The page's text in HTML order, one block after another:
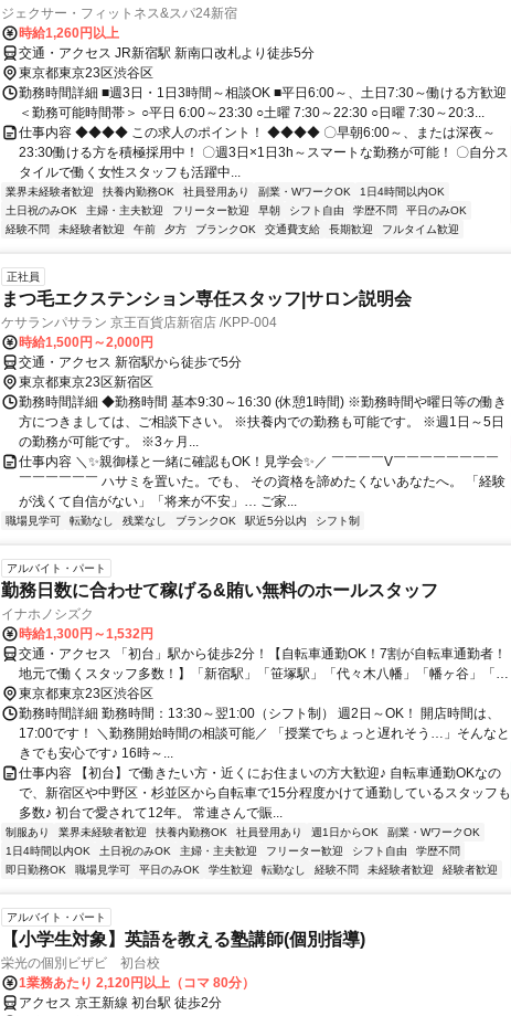
ジェクサー・フィットネス&スパ24新宿
時給1,260円以上
交通・アクセス JR新宿駅 新南口改札より徒歩5分
東京都東京23区渋谷区
勤務時間詳細 ■週3日・1日3時間～相談OK ■平日6:00～、土日7:30～働ける方歓迎
＜勤務可能時間帯＞ ○平日 6:00～23:30 ○土曜 7:30～22:30 ○日曜 7:30～20:3...
仕事内容 ◆◆◆◆ この求人のポイント！ ◆◆◆◆ 〇早朝6:00～、または深夜～
23:30働ける方を積極採用中！ 〇週3日×1日3h～スマートな勤務が可能！ 〇自分ス
タイルで働く女性スタッフも活躍中...
業界未経験者歓迎 扶養内勤務OK 社員登用あり 副業・WワークOK
1日4時間以内OK
土日祝のみOK
主婦・主夫歓迎 フリーター歓迎 早朝 シフト自由 学歴不問
平日のみOK
経験不問
未経験者歓迎 午前 夕方 ブランクOK 交通費支給 長期歓迎 フルタイム歓迎
正社員
まつ毛エクステンション専任スタッフ|サロン説明会
ケサランパサラン 京王百貨店新宿店 /KPP-004
時給1,500円～2,000円
交通・アクセス 新宿駅から徒歩で5分
東京都東京23区新宿区
勤務時間詳細 ◆勤務時間 基本9:30～16:30 (休憩1時間) ※勤務時間や曜日等の働き
方につきましては、ご相談下さい。 ※扶養内での勤務も可能です。 ※週1日～5日
の勤務が可能です。 ※3ヶ月...
仕事内容 ＼✨親御様と一緒に確認もOK！見学会✨／ ￣￣￣￣V￣￣￣￣￣￣￣￣
￣￣￣￣￣￣ ハサミを置いた。でも、 その資格を諦めたくないあなたへ。 「経験
が浅くて自信がない」「将来が不安」… ご家...
職場見学可 転勤なし 残業なし ブランクOK 駅近5分以内 シフト制
アルバイト・パート
勤務日数に合わせて稼げる&賄い無料のホールスタッフ
イナホノシズク
時給1,300円～1,532円
交通・アクセス 「初台」駅から徒歩2分！【自転車通勤OK！7割が自転車通勤者！
地元で働くスタッフ多数！】「新宿駅」「笹塚駅」「代々木八幡」「幡ヶ谷」「明
大前」「渋谷」周辺からもアクセス良好◎中野区・杉並区・新宿区から通勤してい
るスタッフも活躍中！
東京都東京23区渋谷区
勤務時間詳細 勤務時間：13:30～翌1:00（シフト制） 週2日～OK！ 開店時間は、
17:00です！ ＼勤務開始時間の相談可能／ 「授業でちょっと遅れそう…」そんなと
きでも安心です♪ 16時～...
仕事内容 【初台】で働きたい方・近くにお住まいの方大歓迎♪ 自転車通勤OKなの
で、新宿区や中野区・杉並区から自転車で15分程度かけて通勤しているスタッフも
多数♪ 初台で愛されて12年。 常連さんで賑...
制服あり 業界未経験者歓迎 扶養内勤務OK 社員登用あり 週1日からOK
副業・WワークOK
1日4時間以内OK
土日祝のみOK 主婦・主夫歓迎 フリーター歓迎 シフト自由
学歴不問
即日勤務OK
職場見学可 平日のみOK 学生歓迎 転勤なし 経験不問 未経験者歓迎 経験者歓迎
アルバイト・パート
【小学生対象】英語を教える塾講師(個別指導)
栄光の個別ビザビ 初台校
1業務あたり 2,120円以上（コマ 80分）
アクセス 京王新線 初台駅 徒歩2分